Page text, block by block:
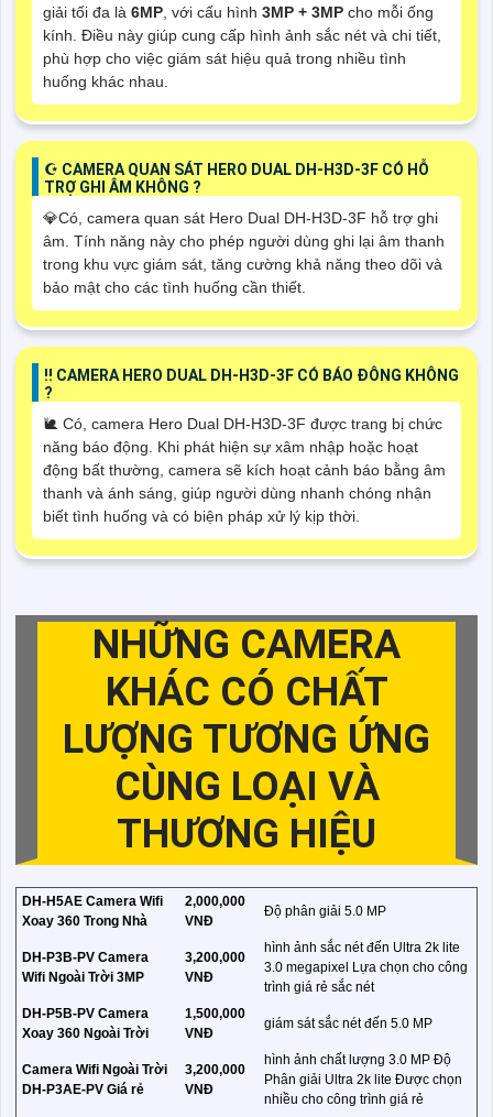
giải tối đa là 6MP, với cấu hình 3MP + 3MP cho mỗi ống
kính. Điều này giúp cung cấp hình ảnh sắc nét và chi tiết,
phù hợp cho việc giám sát hiệu quả trong nhiều tình
huống khác nhau.
☪ CAMERA QUAN SÁT HERO DUAL DH-H3D-3F CÓ HỖ
TRỢ GHI ÂM KHÔNG ?
💎Có, camera quan sát Hero Dual DH-H3D-3F hỗ trợ ghi
âm. Tính năng này cho phép người dùng ghi lại âm thanh
trong khu vực giám sát, tăng cường khả năng theo dõi và
bảo mật cho các tình huống cần thiết.
‼️ CAMERA HERO DUAL DH-H3D-3F CÓ BÁO ĐÔNG KHÔNG
?
🐌 Có, camera Hero Dual DH-H3D-3F được trang bị chức
năng báo động. Khi phát hiện sự xâm nhập hoặc hoạt
động bất thường, camera sẽ kích hoạt cảnh báo bằng âm
thanh và ánh sáng, giúp người dùng nhanh chóng nhận
biết tình huống và có biện pháp xử lý kịp thời.
NHỮNG CAMERA
KHÁC CÓ CHẤT
LƯỢNG TƯƠNG ỨNG
CÙNG LOẠI VÀ
THƯƠNG HIỆU
DH-H5AE Camera Wifi
Xoay 360 Trong Nhà
2,000,000
VNĐ
Độ phân giải 5.0 MP
DH-P3B-PV Camera
Wifi Ngoài Trời 3MP
3,200,000
VNĐ
hình ảnh sắc nét đến Ultra 2k lite
3.0 megapixel Lựa chọn cho công
trình giá rẻ sắc nét
DH-P5B-PV Camera
Xoay 360 Ngoài Trời
1,500,000
VNĐ
giám sát sắc nét đến 5.0 MP
Camera Wifi Ngoài Trời
DH-P3AE-PV Giá rẻ
3,200,000
VNĐ
hình ảnh chất lượng 3.0 MP Độ
Phân giải Ultra 2k lite Được chọn
nhiều cho công trình giá rẻ